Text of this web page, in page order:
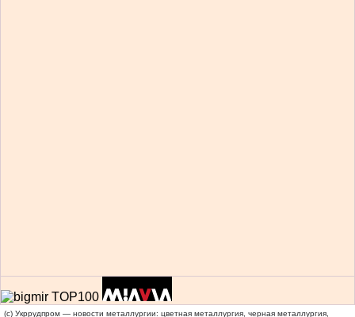
(c) Укррудпром — новости металлургии: цветная металлургия, черная металлургия,